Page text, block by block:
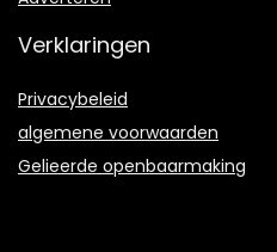
Verklaringen
Privacybeleid
algemene voorwaarden
Gelieerde openbaarmaking